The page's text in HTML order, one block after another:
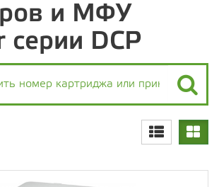
и МФУ
серии DCP